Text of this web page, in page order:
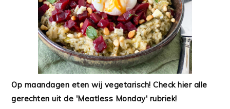
Op maandagen eten wij vegetarisch! Check hier alle
gerechten uit de 'Meatless Monday' rubriek!